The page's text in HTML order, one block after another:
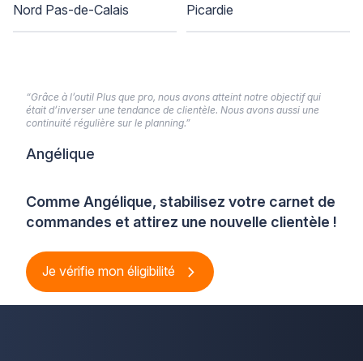
Nord Pas-de-Calais Picardie
Comme Angélique, stabilisez votre carnet de
commandes et attirez une nouvelle clientèle !
Je vérifie mon éligibilité
“Grâce à l’outil Plus que pro, nous avons atteint notre objectif qui
était d’inverser une tendance de clientèle. Nous avons aussi une
continuité régulière sur le planning.”
Angélique